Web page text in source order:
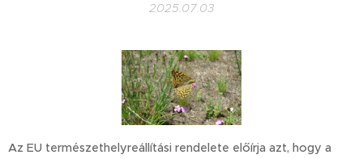
2025.07.03
Az EU természethelyreállítási rendelete előírja azt, hogy a